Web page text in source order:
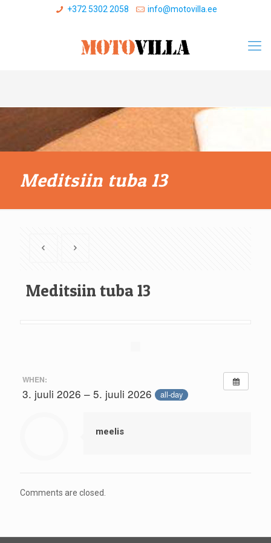
+372 5302 2058 info@motovilla.ee
Meditsiin tuba 13
Meditsiin tuba 13
WHEN:
3. juuli 2026 – 5. juuli 2026 all-day
meelis
Comments are closed.